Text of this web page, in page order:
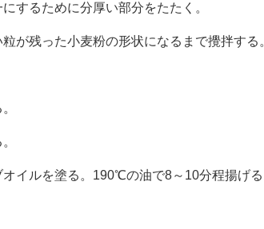
するために分厚い部分をたたく。
が残った小麦粉の形状になるまで攪拌する
イルを塗る。190℃の油で8～10分程揚げ